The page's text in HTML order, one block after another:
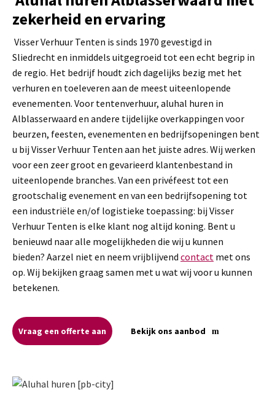
zekerheid en ervaring
Visser Verhuur Tenten is sinds 1970 gevestigd in
Sliedrecht en inmiddels uitgegroeid tot een echt begrip in
de regio. Het bedrijf houdt zich dagelijks bezig met het
verhuren en toeleveren aan de meest uiteenlopende
evenementen. Voor tentenverhuur, aluhal huren in
Alblasserwaard en andere tijdelijke overkappingen voor
beurzen, feesten, evenementen en bedrijfsopeningen bent
u bij Visser Verhuur Tenten aan het juiste adres. Wij werken
voor een zeer groot en gevarieerd klantenbestand in
uiteenlopende branches. Van een privéfeest tot een
grootschalig evenement en van een bedrijfsopening tot
een industriële en/of logistieke toepassing: bij Visser
Verhuur Tenten is elke klant nog altijd koning. Bent u
benieuwd naar alle mogelijkheden die wij u kunnen
bieden? Aarzel niet en neem vrijblijvend contact met ons
op. Wij bekijken graag samen met u wat wij voor u kunnen
betekenen.
Vraag een offerte aan Bekijk ons aanbod